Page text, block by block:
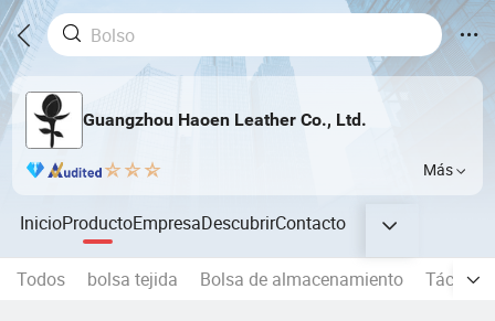
Guangzhou Haoen Leather Co., Ltd.
Más
InicioProductoEmpresaDescubrirContacto
Todos bolsa tejida Bolsa de almacenamiento Táctica